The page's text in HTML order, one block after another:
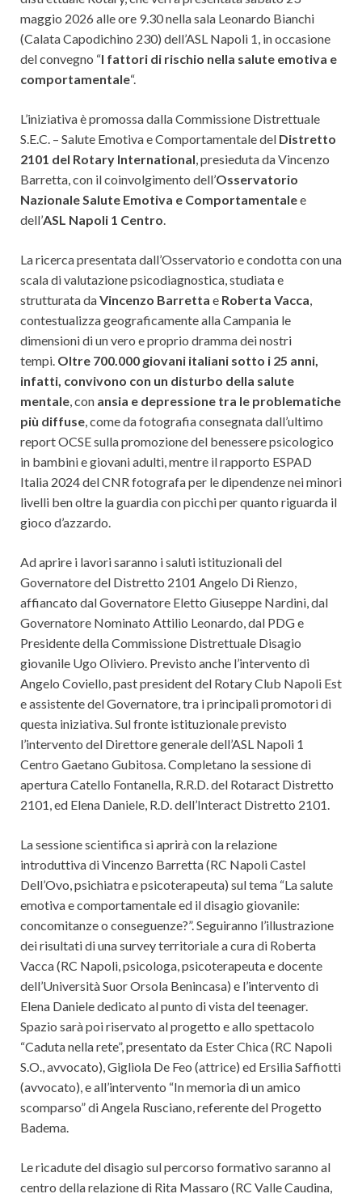
maggio 2026 alle ore 9.30 nella sala Leonardo Bianchi
(Calata Capodichino 230) dell’ASL Napoli 1, in occasione
del convegno “I fattori di rischio nella salute emotiva e
comportamentale“.
L’iniziativa è promossa dalla Commissione Distrettuale
S.E.C. – Salute Emotiva e Comportamentale del Distretto
2101 del Rotary International, presieduta da Vincenzo
Barretta, con il coinvolgimento dell’Osservatorio
Nazionale Salute Emotiva e Comportamentalee
dell’ASL Napoli 1 Centro.
La ricerca presentata dall’Osservatorio e condotta con una
scala di valutazione psicodiagnostica, studiata e
strutturata daVincenzo Barretta e Roberta Vacca,
contestualizza geograficamente alla Campania le
dimensioni di un vero e proprio dramma dei nostri
tempi. Oltre 700.000 giovani italiani sotto i 25 anni,
infatti, convivono con un disturbo della salute
mentale, con ansia e depressione tra le problematiche
più diffuse, come da fotografia consegnata dall’ultimo
report OCSE sulla promozione del benessere psicologico
in bambini e giovani adulti, mentre il rapporto ESPAD
Italia 2024 del CNR fotografa per le dipendenze nei minori
livelli ben oltre la guardia con picchi per quanto riguarda il
gioco d’azzardo.
Ad aprire i lavori saranno i saluti istituzionali del
Governatore del Distretto 2101 Angelo Di Rienzo,
affiancato dal Governatore Eletto Giuseppe Nardini, dal
Governatore Nominato Attilio Leonardo, dal PDG e
Presidente della Commissione Distrettuale Disagio
giovanile Ugo Oliviero. Previsto anche l’intervento di
Angelo Coviello, past president del Rotary Club Napoli Est
e assistente del Governatore, tra i principali promotori di
questa iniziativa. Sul fronte istituzionale previsto
l’intervento del Direttore generale dell’ASL Napoli 1
Centro Gaetano Gubitosa. Completano la sessione di
apertura Catello Fontanella, R.R.D. del Rotaract Distretto
2101, ed Elena Daniele, R.D. dell’Interact Distretto 2101.
La sessione scientifica si aprirà con la relazione
introduttiva di Vincenzo Barretta (RC Napoli Castel
Dell’Ovo, psichiatra e psicoterapeuta) sul tema “La salute
emotiva e comportamentale ed il disagio giovanile:
concomitanze o conseguenze?”. Seguiranno l’illustrazione
dei risultati di una survey territoriale a cura di Roberta
Vacca (RC Napoli, psicologa, psicoterapeuta e docente
dell’Università Suor Orsola Benincasa) e l’intervento di
Elena Daniele dedicato al punto di vista del teenager.
Spazio sarà poi riservato al progetto e allo spettacolo
“Caduta nella rete”, presentato da Ester Chica (RC Napoli
S.O., avvocato), Gigliola De Feo (attrice) ed Ersilia Saffiotti
(avvocato), e all’intervento “In memoria di un amico
scomparso” di Angela Rusciano, referente del Progetto
Badema.
Le ricadute del disagio sul percorso formativo saranno al
centro della relazione di Rita Massaro (RC Valle Caudina,